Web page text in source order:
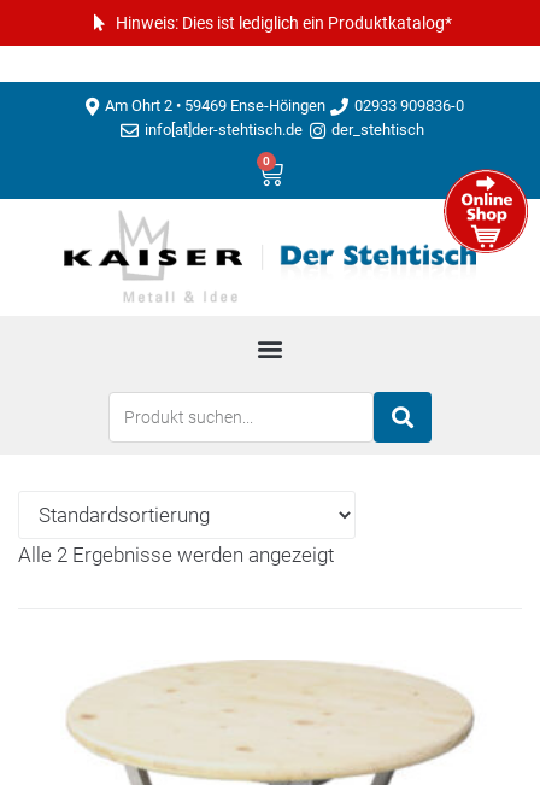
Hinweis: Dies ist lediglich ein Produktkatalog*
Am Ohrt 2 • 59469 Ense-Höingen
02933 909836-0
info[at]der-stehtisch.de
der_stehtisch
0
Alle 2 Ergebnisse werden angezeigt